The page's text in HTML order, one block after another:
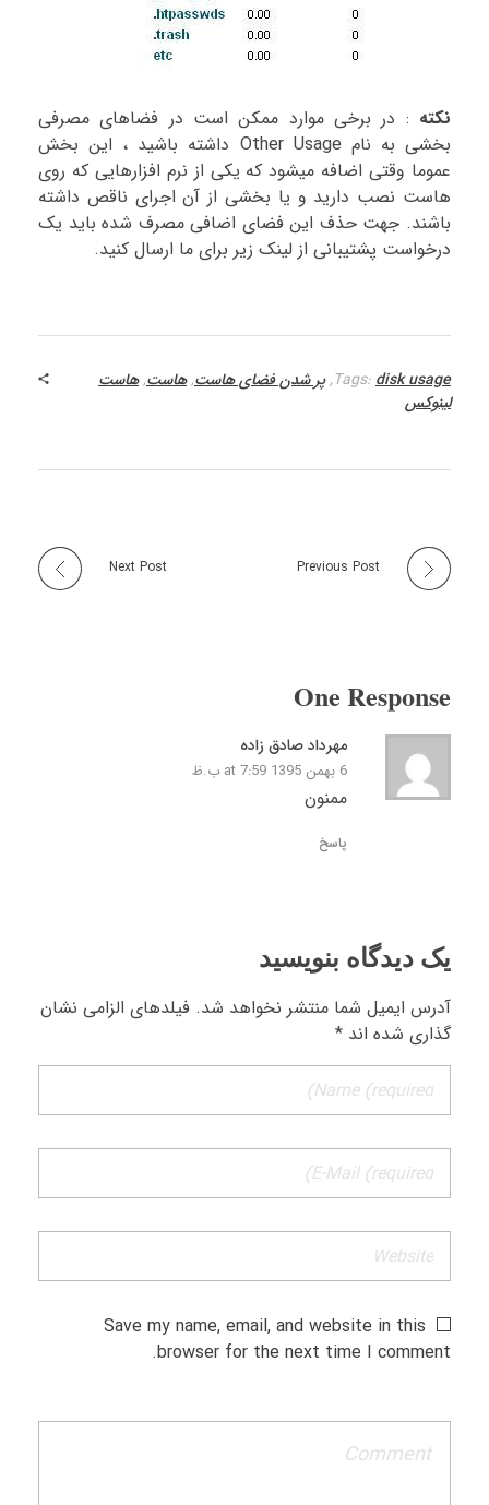
نکته : در برخی موارد ممکن است در فضاهای مصرفی
بخشی به نام Other Usage داشته باشید ، این بخش
عموما وقتی اضافه میشود که یکی از نرم افزارهایی که روی
هاست نصب دارید و یا بخشی از آن اجرای ناقص داشته
باشند. جهت حذف این فضای اضافی مصرف شده باید یک
درخواست پشتیبانی از لینک زیر برای ما ارسال کنید.
Tags:disk usage
,پر شدن فضای هاست,هاست,هاست
لینوکس
Previous Post
Next Post
One Response
مهرداد صادق زاده
6 بهمن 1395 at 7:59 ب.ظ
ممنون
پاسخ
یک دیدگاه بنویسید
آدرس ایمیل شما منتشر نخواهد شد. فیلدهای الزامی نشان
گذاری شده اند *
Save my name, email, and website in this
browser for the next time I comment.